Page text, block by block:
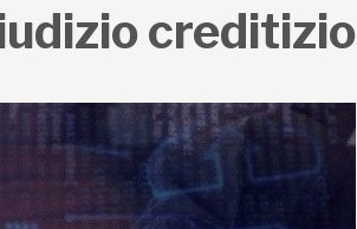
creditizio